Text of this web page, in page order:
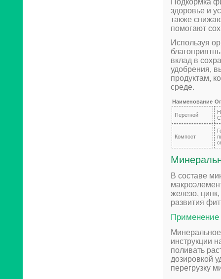
Подкормка
здоровье и
также
помогают
Используя
вклад в
удобрения,
продуктам,
среде.
Наименование
Перегной
Компост
В составе
железо,
развития
Применение
инструкции
поливать
дозировкой
перегрузку